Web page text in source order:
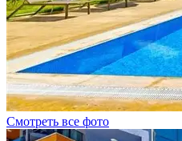
Смотреть все фото